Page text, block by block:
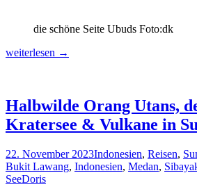
die schöne Seite Ubuds Foto:dk
Ist
weiterlesen →
Halbwilde Orang Utans,
Kratersee & Vulkane in
22. November 2023Indonesien, Reisen,
Bukit Lawang, Indonesien, Medan,
SeeDoris